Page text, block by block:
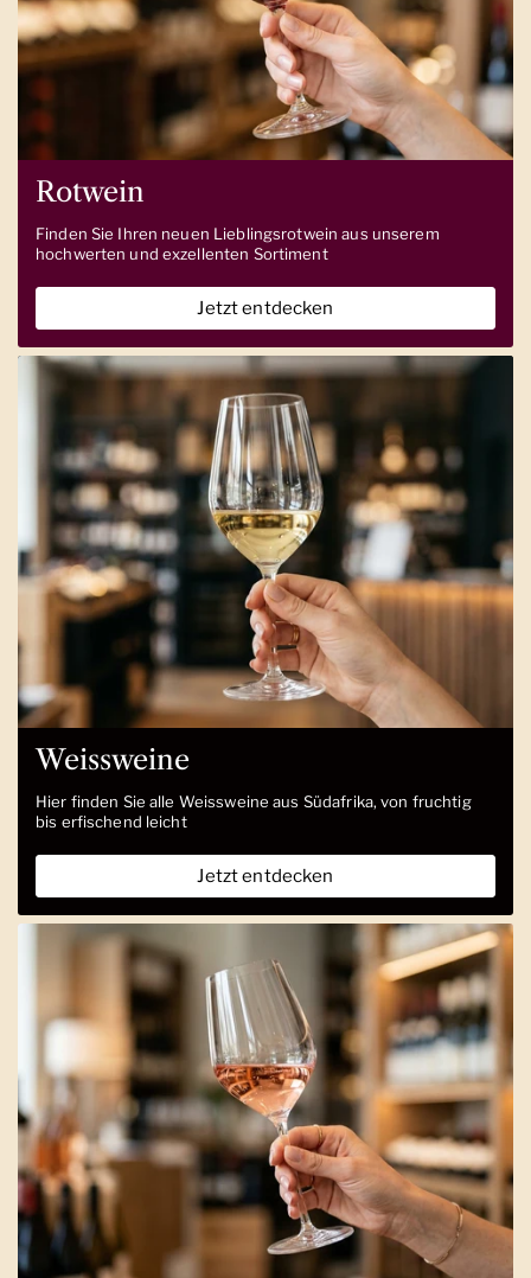
Rotwein
Finden Sie Ihren neuen Lieblingsrotwein aus unserem
hochwerten und exzellenten Sortiment
Jetzt entdecken
Weissweine
Hier finden Sie alle Weissweine aus Südafrika, von fruchtig
bis erfischend leicht
Jetzt entdecken